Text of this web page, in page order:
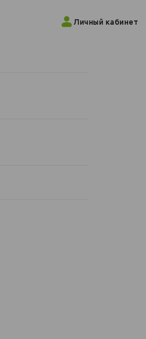
Личный кабинет